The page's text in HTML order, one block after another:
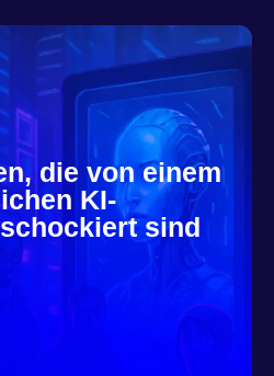
die von einem
KI-
sind